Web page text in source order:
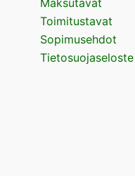
Maksutavat
Toimitustavat
Sopimusehdot
Tietosuojaseloste